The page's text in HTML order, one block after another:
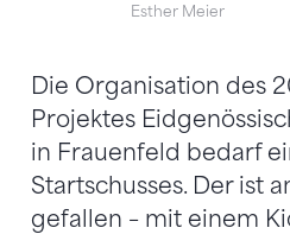
Esther Meier
Die Organisation des
Projektes
in Frauenfeld bedarf
Startschusses. Der ist
gefallen – mit einem